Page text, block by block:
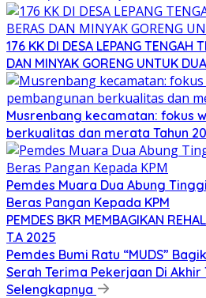
176 KK DI DESA LEPANG TENGAH
DAN MINYAK GORENG UNTUK
Musrenbang kecamatan: fokus
berkualitas dan merata Tahun
Pemdes Muara Dua Abung
Beras Pangan Kepada KPM
PEMDES BKR MEMBAGIKAN
T.A 2025
Pemdes Bumi Ratu “MUDS”
Serah Terima Pekerjaan Di Akhir
Selengkapnya